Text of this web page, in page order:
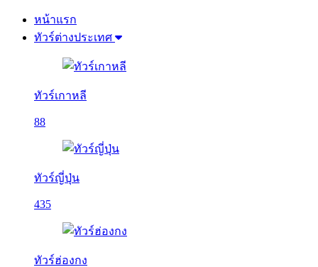
หน้าแรก
ทัวร์ต่างประเทศ
ทัวร์เกาหลี
88
ทัวร์ญี่ปุ่น
435
ทัวร์ฮ่องกง